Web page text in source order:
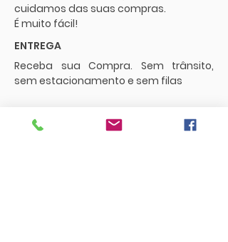
cuidamos das suas compras.
É muito fácil!
ENTREGA
Receba sua Compra. Sem trânsito,
sem estacionamento e sem filas
POLÍTICAS